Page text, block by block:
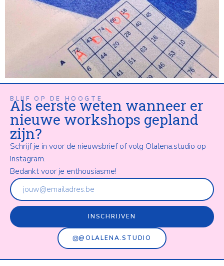
BLIJF OP DE HOOGTE
Als eerste weten wanneer er
nieuwe workshops gepland
zijn?
Schrijf je in voor de nieuwsbrief of volg Olalena.studio op
Instagram.
Bedankt voor je enthousiasme!
INSCHRIJVEN
@OLALENA.STUDIO